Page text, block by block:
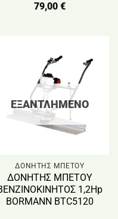
79,00 €
ΕΞΑΝΤΛΗΜΈΝΟ
ΔΟΝΗΤΗΣ ΜΠΕΤΟΥ
ΔΟΝΗΤΗΣ ΜΠΕΤΟΥ
1,2Hp
BORMANN BTC5120